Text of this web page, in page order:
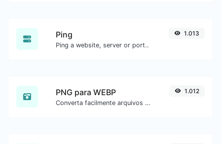
Ping
Ping a website, server or port..
1.013
PNG para WEBP
Converta facilmente arquivos de imagem PNG para WEBP.
1.012